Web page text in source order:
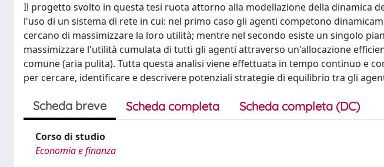
Il progetto svolto in questa tesi ruota attorno alla modellazione della dinamica
l'uso di un sistema di rete in cui: nel primo caso gli agenti competono
cercano di massimizzare la loro utilità; mentre nel secondo esiste un singolo
massimizzare l'utilità cumulata di tutti gli agenti attraverso un'allocazione
comune (aria pulita). Tutta questa analisi viene effettuata in tempo continuo e
per cercare, identificare e descrivere potenziali strategie di equilibrio tra gli
Scheda breve Scheda completa Scheda completa (DC)
Corso di studio
Economia e finanza